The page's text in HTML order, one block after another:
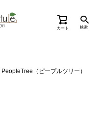
カート 検索
PeopleTree（ピープルツリー）